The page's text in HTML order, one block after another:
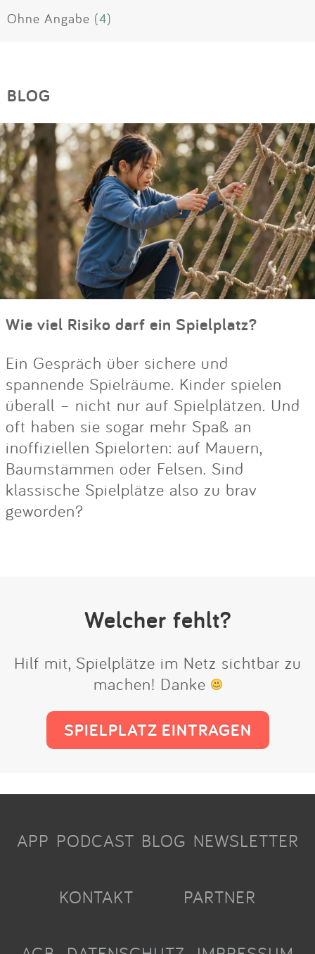
Ohne Angabe (4)
BLOG
Wie viel Risiko darf ein Spielplatz?
Ein Gespräch über sichere und
spannende Spielräume. Kinder spielen
überall – nicht nur auf Spielplätzen. Und
oft haben sie sogar mehr Spaß an
inoffiziellen Spielorten: auf Mauern,
Baumstämmen oder Felsen. Sind
klassische Spielplätze also zu brav
geworden?
Welcher fehlt?
Hilf mit, Spielplätze im Netz sichtbar zu
machen! Danke
SPIELPLATZ EINTRAGEN
APP PODCAST BLOG NEWSLETTER
KONTAKT PARTNER